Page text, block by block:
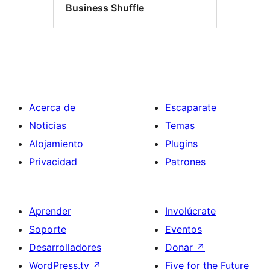
Business Shuffle
Acerca de
Noticias
Alojamiento
Privacidad
Escaparate
Temas
Plugins
Patrones
Aprender
Soporte
Desarrolladores
WordPress.tv ↗
Involúcrate
Eventos
Donar ↗
Five for the Future